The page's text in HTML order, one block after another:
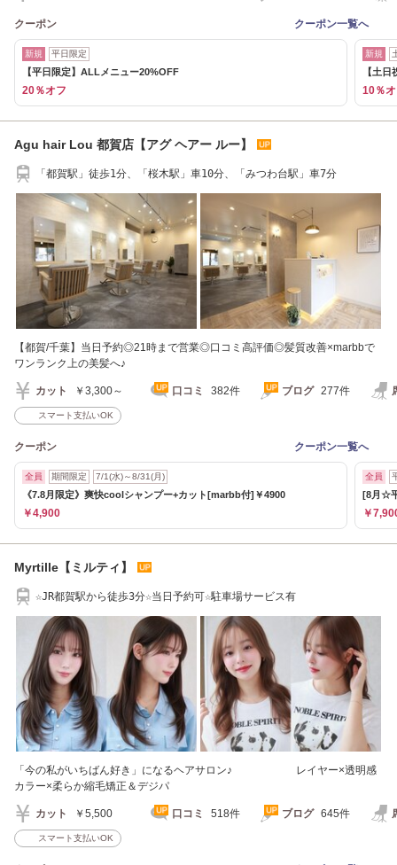
クーポン クーポン一覧へ
新規 平日限定
【平日限定】ALLメニュー20%OFF
20％オフ
新規
【土
10％
Agu hair Lou 都賀店【アグ ヘアー ルー】
「都賀駅」徒歩1分、「桜木駅」車10分、「みつわ台駅」車7分
【都賀/千葉】当日予約◎21時まで営業◎口コミ高評価◎髪質改善×marbbで
ワンランク上の美髪へ♪
カット ￥3,300～ 口コミ 382件 ブログ 277件
スマート支払いOK
クーポン クーポン一覧へ
全員 期間限定 7/1(水)～8/31(月)
《7.8月限定》爽快coolシャンプー+カット[marbb付]￥4900
￥4,900
全員
[8月☆
￥
Myrtille【ミルティ】
☆JR都賀駅から徒歩3分☆当日予約可☆駐車場サービス有
「今の私がいちばん好き」になるヘアサロン♪ レイヤー×透明感
カラー×柔らか縮毛矯正＆デジパ
カット ￥5,500 口コミ 518件 ブログ 645件
スマート支払いOK